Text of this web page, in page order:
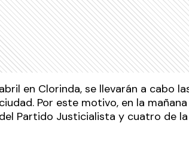
en Clorinda, se llevarán a cabo
Por este motivo, en la
Partido Justicialista y cuatro de